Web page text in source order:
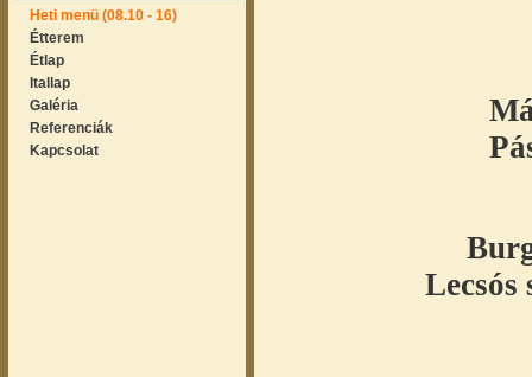
Heti menü (08.10 - 16)
Étterem
Étlap
Itallap
Galéria
Referenciák
Kapcsolat
Lecsós